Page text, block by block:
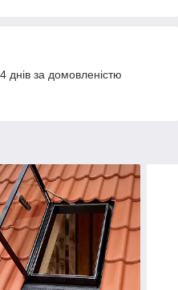
днів за домовленістю